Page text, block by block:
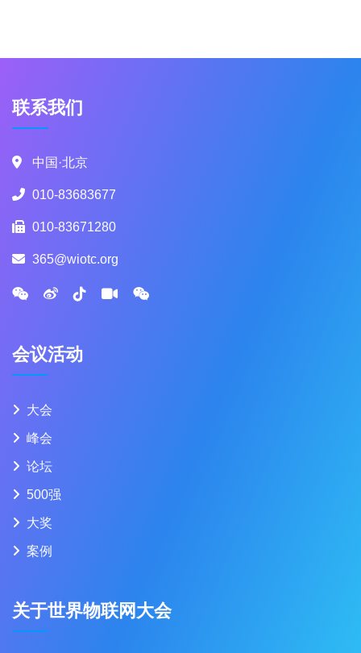
联系我们
中国·北京
010-83683677
010-83671280
365@wiotc.org
会议活动
大会
峰会
论坛
500强
大奖
案例
关于世界物联网大会